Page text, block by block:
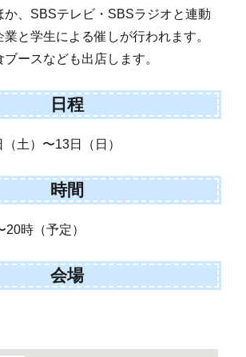
か、SBSテレビ・SBSラジオと連動
業と学生による催しが行われます。
ースなども出店します。
日程
土）〜13日（日）
時間
時（予定）
会場